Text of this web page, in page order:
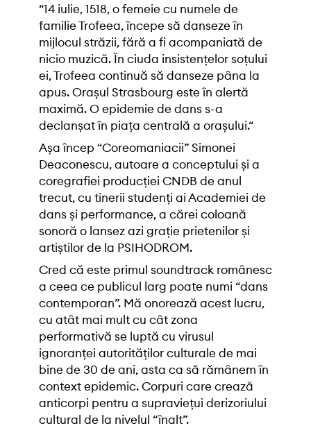
“14 iulie, 1518, o femeie cu numele de
familie Trofeea, începe să danseze în
mijlocul străzii, fără a fi acompaniată de
nicio muzică. În ciuda insistențelor soțului
ei, Trofeea continuă să danseze pâna la
apus. Orașul Strasbourg este în alertă
maximă. O epidemie de dans s-a
declanșat în piața centrală a orașului.“
Așa încep “Coreomaniacii” Simonei
Deaconescu, autoare a conceptului și a
coregrafiei producției CNDB de anul
trecut, cu tinerii studenți ai Academiei de
dans și performance, a cărei coloană
sonoră o lansez azi grație prietenilor și
artiștilor de la PSIHODROM.
Cred că este primul soundtrack românesc
a ceea ce publicul larg poate numi “dans
contemporan”. Mă onorează acest lucru,
cu atât mai mult cu cât zona
performativă se luptă cu virusul
ignoranței autorităților culturale de mai
bine de 30 de ani, asta ca să rămânem în
context epidemic. Corpuri care crează
anticorpi pentru a supraviețui derizoriului
cultural de la nivelul “înalt”.